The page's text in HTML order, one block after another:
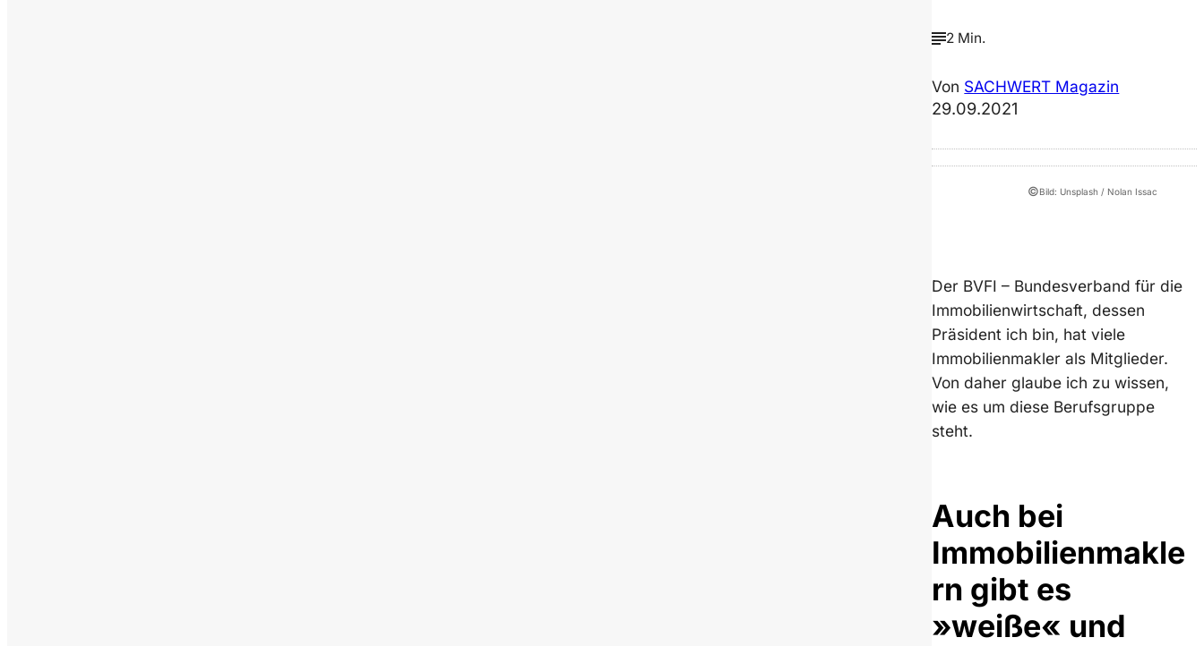
2 Min.
Von SACHWERT Magazin
29.09.2021
©Bild: Unsplash / Nolan Issac
Der BVFI – Bundesverband für die
Immobilienwirtschaft, dessen
Präsident ich bin, hat viele
Immobilienmakler als Mitglieder.
Von daher glaube ich zu wissen,
wie es um diese Berufsgruppe
steht.
Auch bei
Immobilienmakle
rn gibt es
»weiße« und